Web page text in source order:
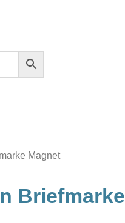
Magnet
Briefmarke